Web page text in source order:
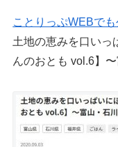
ことりっぷWEBでも
土地の恵みを口いっ
んのおとも vol.6】